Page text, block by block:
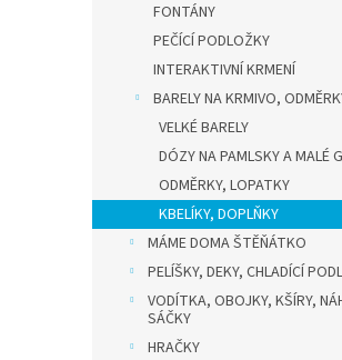
FONTÁNY
PEČÍCÍ PODLOŽKY
INTERAKTIVNÍ KRMENÍ
BARELY NA KRMIVO,
VELKÉ BARELY
DÓZY NA PAMLSKY A MALÉ
ODMĚRKY, LOPATKY
KBELÍKY, DOPLŇKY
MÁME DOMA ŠTĚŇÁTKO
PELÍŠKY, DEKY, CHLADÍCÍ
VODÍTKA, OBOJKY, KŠÍRY,
SÁČKY
HRAČKY